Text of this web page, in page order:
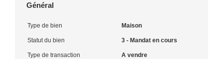
Général
Type de bien Maison
Statut du bien 3 - Mandat en cours
Type de transaction A vendre